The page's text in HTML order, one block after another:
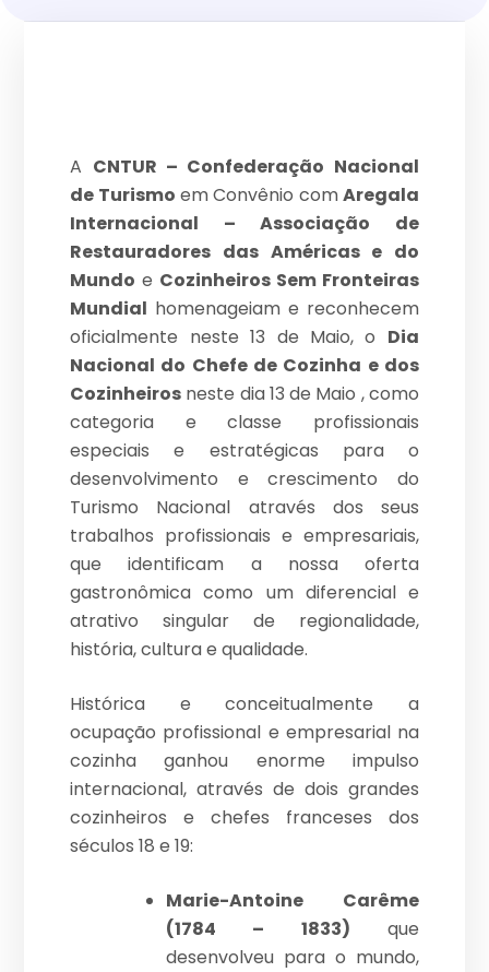
A CNTUR – Confederação Nacional
de Turismo em Convênio comAregala
Internacional – Associação de
Restauradores das Américas e do
Mundo e Cozinheiros Sem Fronteiras
Mundial homenageiam e reconhecem
oficialmente neste 13 de Maio, o Dia
Nacional do Chefe de Cozinha e dos
Cozinheiros neste dia 13 de Maio , como
categoria e classe profissionais
especiais e estratégicas para o
desenvolvimento e crescimento do
Turismo Nacional através dos seus
trabalhos profissionais e empresariais,
que identificam a nossa oferta
gastronômica como um diferencial e
atrativo singular de regionalidade,
história, cultura e qualidade.
Histórica e conceitualmente a
ocupação profissional e empresarial na
cozinha ganhou enorme impulso
internacional, através de dois grandes
cozinheiros e chefes franceses dos
séculos 18 e 19:
Marie-Antoine Carême
(1784 – 1833) que
desenvolveu para o mundo,